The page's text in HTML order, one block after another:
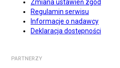
Zmiana ustawień zgód
Regulamin serwisu
Informacje o nadawcy
Deklaracja dostępności
PARTNERZY